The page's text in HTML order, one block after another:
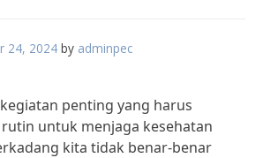
24, 2024 by adminpec
penting yang harus
untuk menjaga kesehatan
kita tidak benar-benar